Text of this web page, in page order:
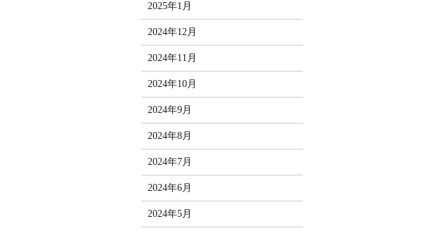
2025年1月
2024年12月
2024年11月
2024年10月
2024年9月
2024年8月
2024年7月
2024年6月
2024年5月